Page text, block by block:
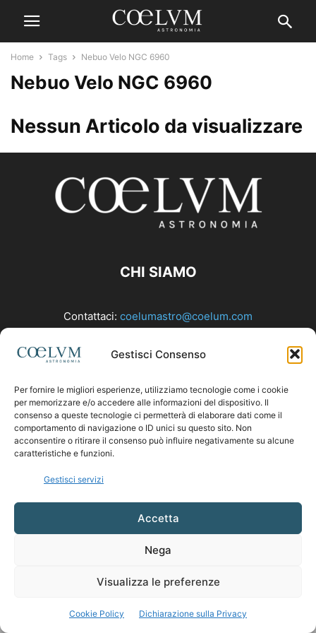
Gestisci Consenso
Per fornire le migliori esperienze, utilizziamo tecnologie come i cookie
per memorizzare e/o accedere alle informazioni del dispositivo. Il
consenso a queste tecnologie ci permetterà di elaborare dati come il
comportamento di navigazione o ID unici su questo sito. Non
acconsentire o ritirare il consenso può influire negativamente su alcune
caratteristiche e funzioni.
Gestisci servizi
Accetta
Nega
Visualizza le preferenze
Cookie Policy Dichiarazione sulla Privacy
Home Tags Nebuo Velo NGC 6960
Nebuo Velo NGC 6960
Nessun Articolo da visualizzare
CHI SIAMO
Contattaci: coelumastro@coelum.com
SEGUICI